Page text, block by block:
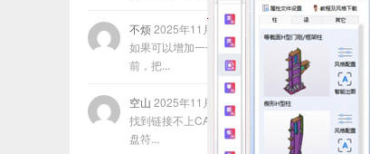
不烦2025年11月17日说：
如果可以增加一个功能，就是在合并以
前，把...
空山 2025年11月13日说：
找到链接不上CAD的原因了，程序放在
盘符...